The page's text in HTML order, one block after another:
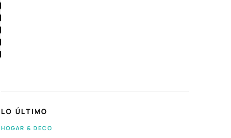
LO ÚLTIMO
HOGAR & DECO